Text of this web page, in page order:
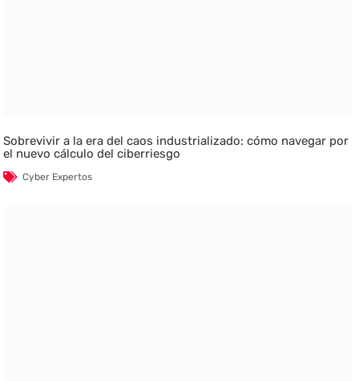
Sobrevivir a la era del caos industrializado: cómo navegar por
el nuevo cálculo del ciberriesgo
Cyber Expertos